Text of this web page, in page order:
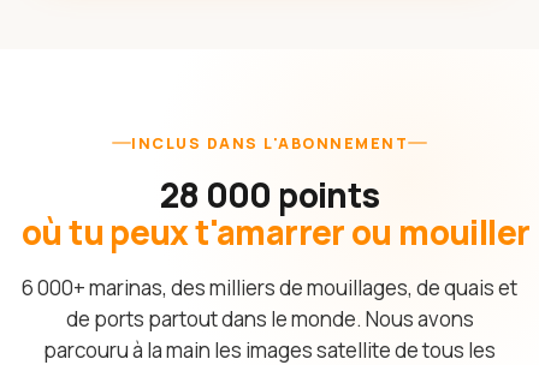
INCLUS DANS L'ABONNEMENT
28 000 points
où tu peux t'amarrer ou mouiller
6 000+ marinas, des milliers de mouillages, de quais et
de ports partout dans le monde. Nous avons
parcouru à la main les images satellite de tous les